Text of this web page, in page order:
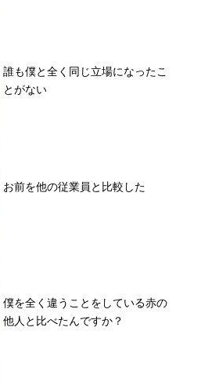
誰も僕と全く同じ立場になったこ
とがない
お前を他の従業員と比較した
僕を全く違うことをしている赤の
他人と比べたんですか？